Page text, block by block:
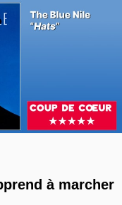
à marcher